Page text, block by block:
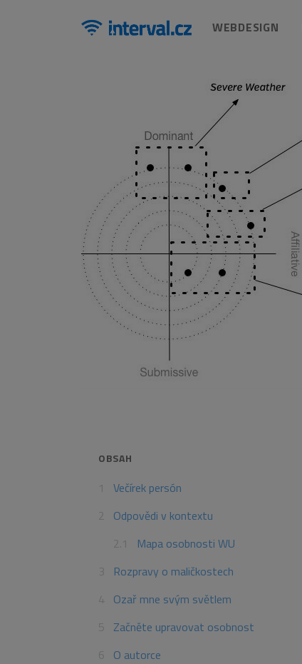
WEBDESIGN
OBSAH
Večírek persón
Odpovědi v kontextu
Mapa osobnosti WU
Rozpravy o maličkostech
Ozař mne svým světlem
Začněte upravovat osobnost
O autorce